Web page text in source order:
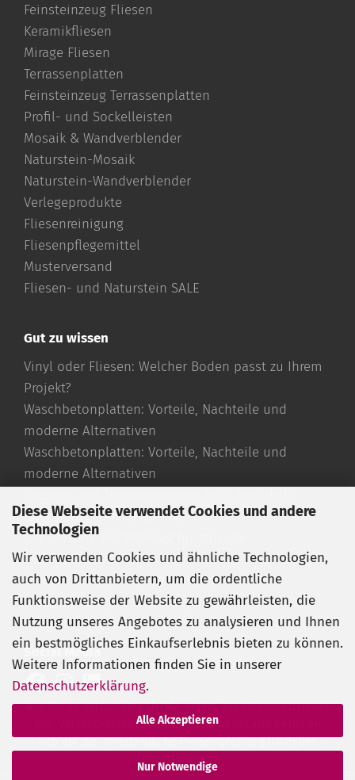
Diese Webseite verwendet Cookies und andere
Technologien
Wir verwenden Cookies und ähnliche Technologien,
auch von Drittanbietern, um die ordentliche
Funktionsweise der Website zu gewährleisten, die
Nutzung unseres Angebotes zu analysieren und Ihnen
ein bestmögliches Einkaufserlebnis bieten zu können.
Weitere Informationen finden Sie in unserer
Datenschutzerklärung.
Alle Akzeptieren
Nur Notwendige
Feinsteinzeug Fliesen
Keramikfliesen
Mirage Fliesen
Terrassenplatten
Feinsteinzeug Terrassenplatten
Profil- und Sockelleisten
Mosaik & Wandverblender
Naturstein-Mosaik
Naturstein-Wandverblender
Verlegeprodukte
Fliesenreinigung
Fliesenpflegemittel
Musterversand
Fliesen- und Naturstein SALE
Gut zu wissen
Vinyl oder Fliesen: Welcher Boden passt zu Ihrem
Projekt?
Waschbetonplatten: Vorteile, Nachteile und
moderne Alternativen
Waschbetonplatten: Vorteile, Nachteile und
moderne Alternativen
hochwertig und langlebig
Der perfekte Bodenbelag für stilvolle
Außenbereiche
Travertin Fliesen richtig verlegen
Travertin reinigen und pflegen
Travertin römischer Verband
Social Media
Alle Preise verstehen sich inkl. gesetzlicher Mehrwertsteuer
zzgl. Versandkosten. Streichpreise und Rabatte beziehen
sich auf die unverbindliche Preisempfehlung (UVP) des
Herstellers.